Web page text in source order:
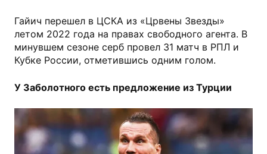
Гайич перешел в ЦСКА из «Црвены Звезды»
летом 2022 года на правах свободного агента. В
минувшем сезоне серб провел 31 матч в РПЛ и
Кубке России, отметившись одним голом.
У Заболотного есть предложение из Турции